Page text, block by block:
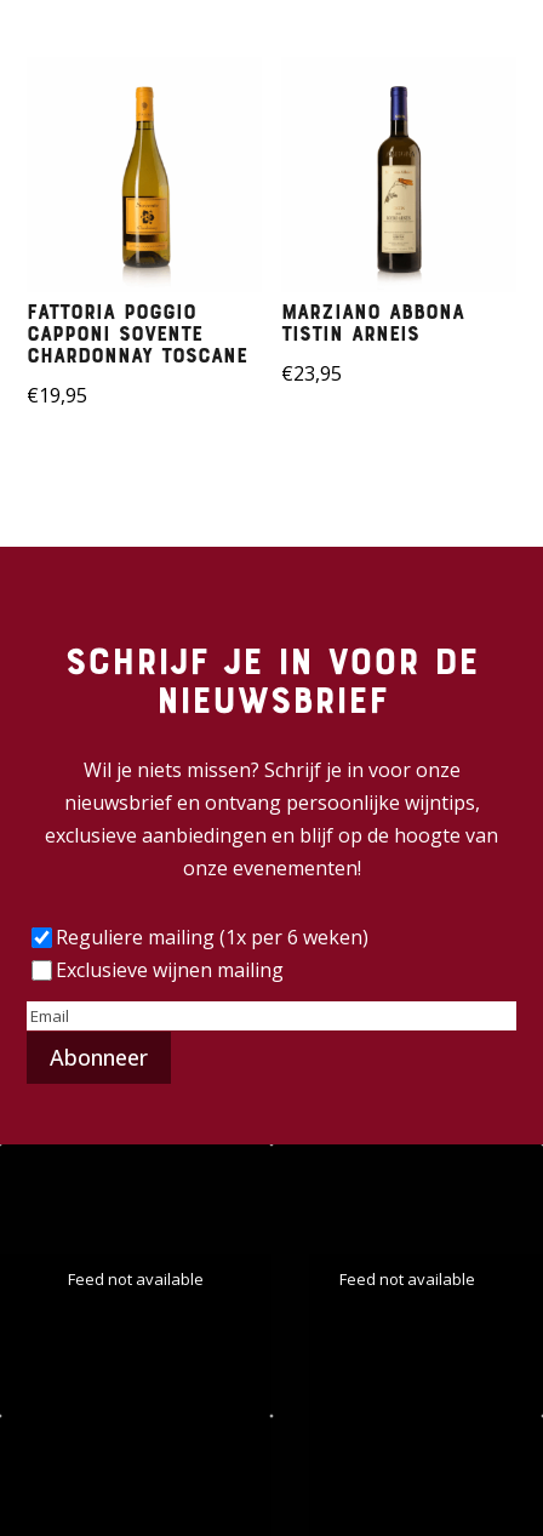
Fattoria Poggio
Capponi Sovente
Chardonnay Toscane
€19,95
Marziano Abbona
Tistin Arneis
€23,95
Schrijf je in voor de
nieuwsbrief
Wil je niets missen? Schrijf je in voor onze
nieuwsbrief en ontvang persoonlijke wijntips,
exclusieve aanbiedingen en blijf op de hoogte van
onze evenementen!
Frequentie(Vereist)
Reguliere mailing (1x per 6 weken)
Exclusieve wijnen mailing
E-
mailadres
Feed not available Feed not available